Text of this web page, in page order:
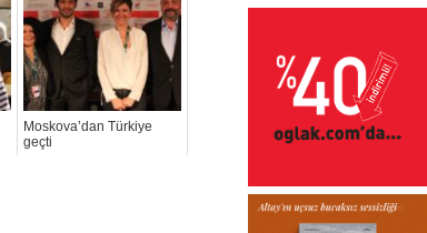
Moskova’dan Türkiye
geçti